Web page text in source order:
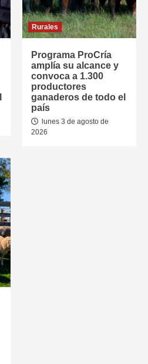
Rurales
Programa ProCría
amplía su alcance y
convoca a 1.300
productores
ganaderos de todo el
país
lunes 3 de agosto de
2026